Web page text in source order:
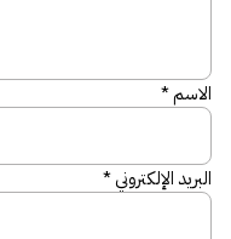
الاسم*
البريد الإلكتروني*